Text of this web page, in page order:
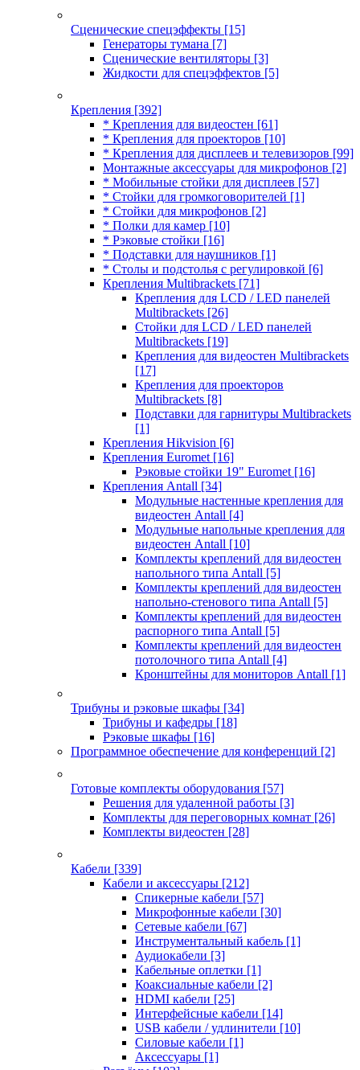
Сценические спецэффекты [15]
Генераторы тумана [7]
Сценические вентиляторы [3]
Жидкости для спецэффектов [5]
Крепления [392]
* Крепления для видеостен [61]
* Крепления для проекторов [10]
* Крепления для дисплеев и телевизоров [99]
Монтажные аксессуары для микрофонов [2]
* Мобильные стойки для дисплеев [57]
* Стойки для громкоговорителей [1]
* Стойки для микрофонов [2]
* Полки для камер [10]
* Рэковые стойки [16]
* Подставки для наушников [1]
* Столы и подстолья с регулировкой [6]
Крепления Multibrackets [71]
Крепления для LCD / LED панелей
Multibrackets [26]
Стойки для LCD / LED панелей
Multibrackets [19]
Крепления для видеостен Multibrackets
[17]
Крепления для проекторов
Multibrackets [8]
Подставки для гарнитуры Multibrackets
[1]
Крепления Hikvision [6]
Крепления Euromet [16]
Рэковые стойки 19" Euromet [16]
Крепления Antall [34]
Модульные настенные крепления для
видеостен Antall [4]
Модульные напольные крепления для
видеостен Antall [10]
Комплекты креплений для видеостен
напольного типа Antall [5]
Комплекты креплений для видеостен
напольно-стенового типа Antall [5]
Комплекты креплений для видеостен
распорного типа Antall [5]
Комплекты креплений для видеостен
потолочного типа Antall [4]
Кронштейны для мониторов Antall [1]
Трибуны и рэковые шкафы [34]
Трибуны и кафедры [18]
Рэковые шкафы [16]
Программное обеспечение для конференций [2]
Готовые комплекты оборудования [57]
Решения для удаленной работы [3]
Комплекты для переговорных комнат [26]
Комплекты видеостен [28]
Кабели [339]
Кабели и аксессуары [212]
Спикерные кабели [57]
Микрофонные кабели [30]
Сетевые кабели [67]
Инструментальный кабель [1]
Аудиокабели [3]
Кабельные оплетки [1]
Коаксиальные кабели [2]
HDMI кабели [25]
Интерфейсные кабели [14]
USB кабели / удлинители [10]
Силовые кабели [1]
Аксессуары [1]